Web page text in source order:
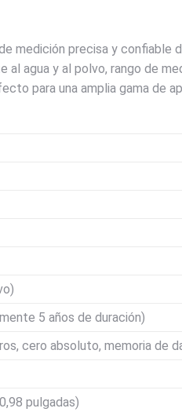
medición precisa y confiable
agua y al polvo, rango de
para una amplia gama de
5 años de duración)
cero absoluto, memoria de
pulgadas)